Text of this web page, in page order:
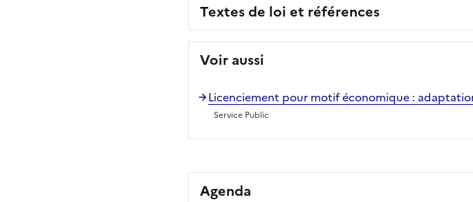
Textes de loi et références
Voir aussi
Licenciement pour motif économique :
Service Public
Agenda